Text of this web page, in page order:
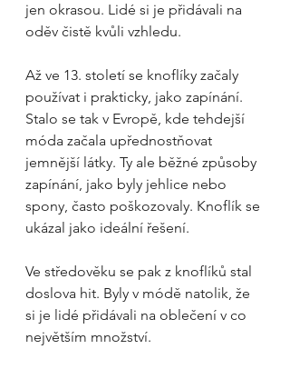
jen okrasou. Lidé si je přidávali na
oděv čistě kvůli vzhledu.
Až ve 13. století se knoflíky začaly
používat i prakticky, jako zapínání.
Stalo se tak v Evropě, kde tehdejší
móda začala upřednostňovat
jemnější látky. Ty ale běžné způsoby
zapínání, jako byly jehlice nebo
spony, často poškozovaly. Knoflík se
ukázal jako ideální řešení.
Ve středověku se pak z knoflíků stal
doslova hit. Byly v módě natolik, že
si je lidé přidávali na oblečení v co
největším množství.